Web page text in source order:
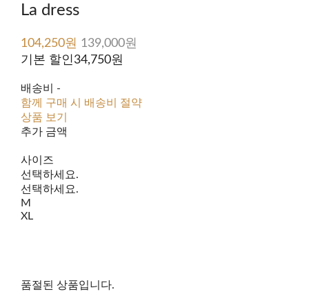
La dress
104,250원 139,000원
기본 할인34,750원
배송비 -
함께 구매 시 배송비 절약
상품 보기
추가 금액
사이즈
선택하세요.
선택하세요.
M
XL
품절된 상품입니다.